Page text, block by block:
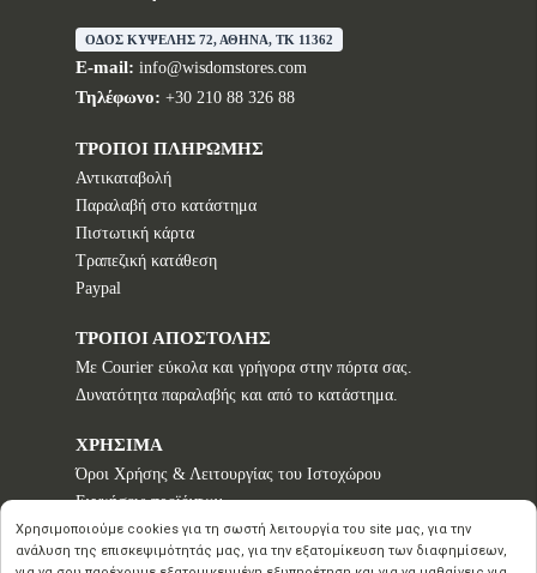
ΟΔΟΣ ΚΥΨΕΛΗΣ 72, ΑΘΗΝΑ, TK 11362
E-mail: info@wisdomstores.com
Τηλέφωνο: +30 210 88 326 88
ΤΡΟΠΟΙ ΠΛΗΡΩΜΗΣ
Αντικαταβολή
Παραλαβή στο κατάστημα
Πιστωτική κάρτα
Τραπεζική κατάθεση
Paypal
ΤΡΟΠΟΙ ΑΠΟΣΤΟΛΗΣ
Με Courier εύκολα και γρήγορα στην πόρτα σας.
Δυνατότητα παραλαβής και από το κατάστημα.
ΧΡΗΣΙΜΑ
Όροι Χρήσης & Λειτουργίας του Ιστοχώρου
Εγγυήσεις προϊόντων
Τρόποι παραγγελίας
Πολιτική επιστροφών - Δικαίωμα Υπαναχώρησης
Χρησιμοποιούμε cookies για τη σωστή λειτουργία του site μας, για την
ανάλυση της επισκεψιμότητάς μας, για την εξατομίκευση των διαφημίσεων,